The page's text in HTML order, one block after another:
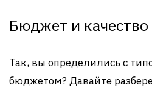
Бюджет и качество
Так, вы определились с
бюджетом? Давайте